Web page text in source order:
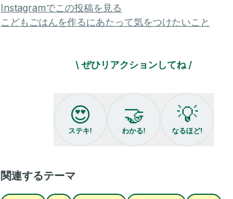
ツナとゆで卵を入れて
サラダを作ってみました。
健康メリットがわかるよ！
ぜひ 参考にしてね。
【材料】4人分
Instagramでこの投稿を見る
こどもごはんを作るにあたって気をつけたいこと
\ ぜひリアクションしてね /
😍
ステキ!
🤝
わかる!
💡
なるほど!
関連するテーマ